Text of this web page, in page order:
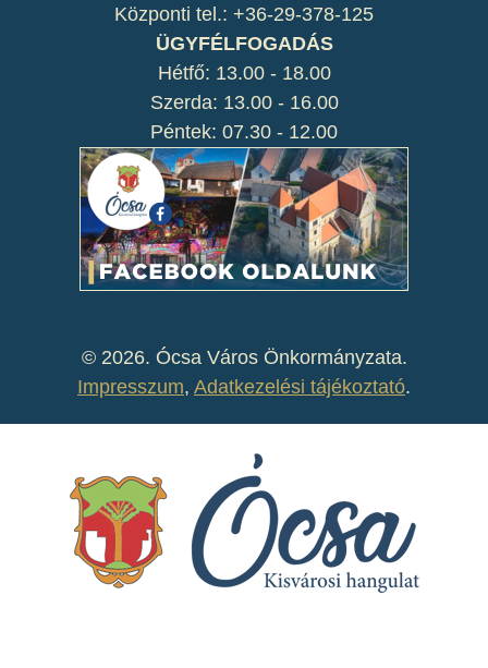
Központi tel.: +36-29-378-125
ÜGYFÉLFOGADÁS
Hétfő: 13.00 - 18.00
Szerda: 13.00 - 16.00
Péntek: 07.30 - 12.00
© 2026. Ócsa Város Önkormányzata.
Impresszum, Adatkezelési tájékoztató.